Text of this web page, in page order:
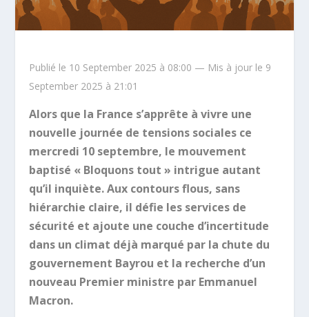
Publié le 10 September 2025 à 08:00 — Mis à jour le 9
September 2025 à 21:01
Alors que la France s’apprête à vivre une
nouvelle journée de tensions sociales ce
mercredi 10 septembre, le mouvement
baptisé « Bloquons tout » intrigue autant
qu’il inquiète. Aux contours flous, sans
hiérarchie claire, il défie les services de
sécurité et ajoute une couche d’incertitude
dans un climat déjà marqué par la chute du
gouvernement Bayrou et la recherche d’un
nouveau Premier ministre par Emmanuel
Macron.